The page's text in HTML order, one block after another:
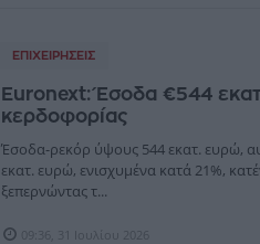
ΕΠΙΧΕΙΡΉΣΕΙΣ
Euronext: Έσοδα €544
κερδοφορίας
Έσοδα-ρεκόρ ύψους 544 εκατ. ευρώ,
εκατ. ευρώ, ενισχυμένα κατά 21%,
ξεπερνώντας τ...
09:36, 31 Ιουλίου 2026